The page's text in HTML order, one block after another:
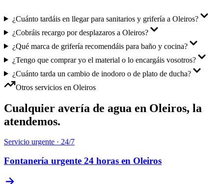
¿Cuánto tardáis en llegar para sanitarios y grifería a Oleiros?
¿Cobráis recargo por desplazaros a Oleiros?
¿Qué marca de grifería recomendáis para baño y cocina?
¿Tengo que comprar yo el material o lo encargáis vosotros?
¿Cuánto tarda un cambio de inodoro o de plato de ducha?
Otros servicios en Oleiros
Cualquier avería de agua en Oleiros, la
atendemos.
Servicio urgente · 24/7
Fontanería urgente 24 horas en Oleiros